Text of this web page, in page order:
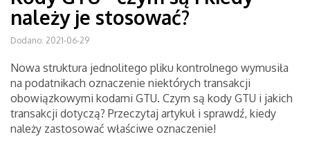
należy je stosować?
Dodano: 2021-06-29
Nowa struktura jednolitego pliku kontrolnego wymusiła
na podatnikach oznaczenie niektórych transakcji
obowiązkowymi kodami GTU. Czym są kody GTU i jakich
transakcji dotyczą? Przeczytaj artykuł i sprawdź, kiedy
należy zastosować właściwe oznaczenie!